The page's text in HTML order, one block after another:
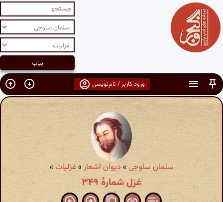
ورود کاربر / نام‌نویسی
سلمان ساوجی» دیوان اشعار»غزلیات»
غزل شمارهٔ ۳۴۹